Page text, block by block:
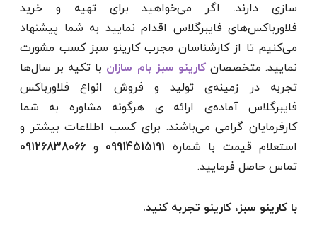
سازی دارند. اگر می‌خواهید برای تهیه و خرید
فلاورباکس‌های فایبرگلاس اقدام نمایید به شما پیشنهاد
می‌کنیم تا از کارشناسان مجرب کارینو سبز کسب مشورت
نمایید. متخصصانکارینو سبز بام سازان با تکیه بر سال‌ها
تجربه در زمینه‌ی تولید و فروش انواع فلاورباکس
فایبرگلاس آماده‌ی ارائه ی هرگونه مشاوره به شما
کارفرمایان گرامی می‌باشند. برای کسب اطلاعات بیشتر و
استعلام قیمت با شماره 09914515191 و 09126838066
تماس حاصل فرمایید.
با کارینو سبز، کارینو تجربه کنید.